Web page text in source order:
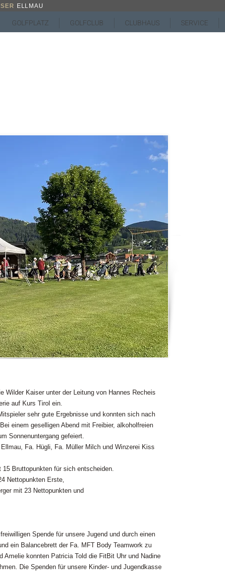
GOLFPLATZ GOLFCLUB CLUBHAUS SERVICE
ELLMAU
Wilder Kaiser unter der Leitung von Hannes Recheis
auf Kurs Tirol ein.
sehr gute Ergebnisse und konnten sich nach
einem geselligen Abend mit Freibier, alkoholfreien
Sonnenuntergang gefeiert.
Fa. Hügli, Fa. Müller Milch und Winzerei Kiss
Bruttopunkten für sich entscheiden.
Nettopunkten Erste,
mit 23 Nettopunkten und
Spende für unsere Jugend und durch einen
ein Balancebrett der Fa. MFT Body Teamwork zu
Amelie konnten Patricia Told die FitBit Uhr und Nadine
Die Spenden für unsere Kinder- und Jugendkasse